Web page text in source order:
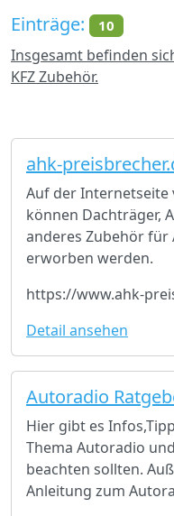
Einträge: 10
Insgesamt befinden
KFZ Zubehör.
ahk-
Auf der Internetseite
können Dachträger,
anderes Zubehör
erworben werden.
https://www.ahk-
Detail ansehen
Autoradio
Hier gibt es
Thema Autoradio
beachten sollten.
Anleitung zum